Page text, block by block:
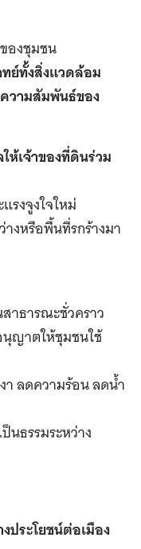
องชุมชน
ย์ทั้งสิ่งแวดล้อม
วามสัมพันธ์ของ
ห้เจ้าของที่ดินร่วม
รงจูงใจใหม่
งหรือพื้นที่รกร้างมา
าธารณะชั่วคราว
นุญาตให้ชุมชนใช้
ลดความร้อน ลดน้ำ
นธรรมระหว่าง
ประโยชน์ต่อเมือง